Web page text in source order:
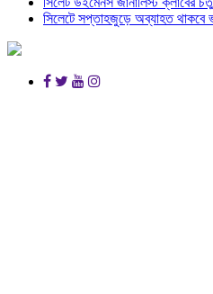
সিলেটে সপ্তাহজুড়ে অব্যাহত থাকবে